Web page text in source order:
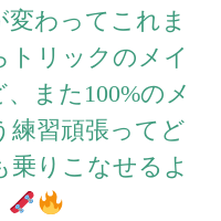
変わってこれま
トリックのメイ
また100%のメ
練習頑張ってど
乗りこなせるよ